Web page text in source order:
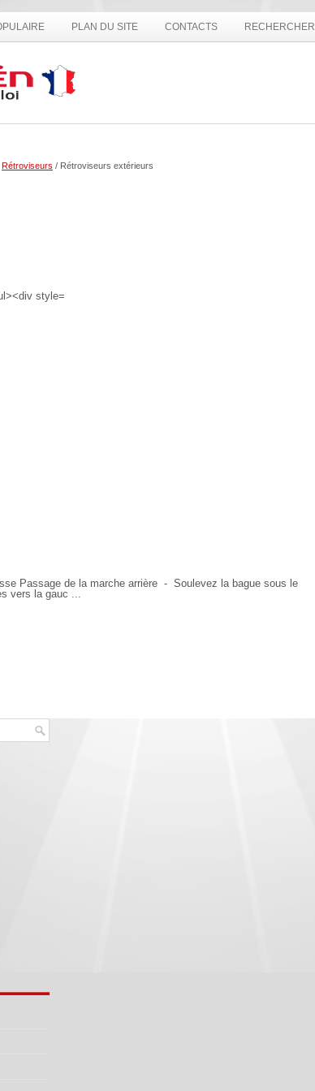
PLAN DU SITE CONTACTS RECHERCHER
Rétroviseurs / Rétroviseurs extérieurs
Passage de la marche arrière - Soulevez la bague sous le
vers la gauc ...